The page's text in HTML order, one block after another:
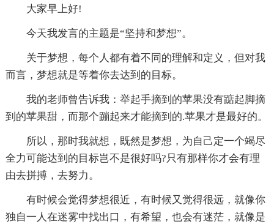
大家早上好!
今天我发言的主题是“坚持和梦想”。
关于梦想，每个人都有着不同的理解和定义，但对我
而言，梦想就是等着你去达到的目标。
我的老师曾告诉我：举起手摘到的苹果没有踮起脚摘
到的苹果甜，而那个蹦起来才能摘到的.苹果才是最好的。
所以，那时我就想，既然是梦想，为自己定一个竭尽
全力可能达到的目标岂不是很好吗?只有那样你才会有理
由去拼搏，去努力。
有时候会觉得梦想很近，有时候又觉得很远，就像你
独自一人在迷雾中找出口，有希望，也会有迷茫，就像是